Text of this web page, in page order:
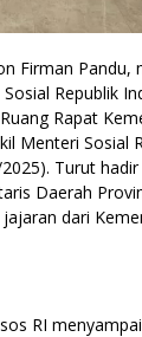
Firman Pandu,
Republik
Rapat
Menteri Sosial
Turut
Daerah
dari
RI